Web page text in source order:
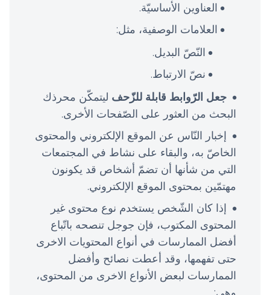
العناوين الأساسيّة.
العلامات الوصفية، مثل:
النّصّ البديل.
نصّ الارتباط.
جعل الرّوابط قابلة للزّحف ليتمكّن محرذك
البحث من العثور على الصّفحات الأخرى.
إخبار النّاس عن الموقع الإلكتروني والمحتوى
الخاصّ به، والبقاء على نشاط في المجتمعات
التي من شأنها أن تضمّ أشخاص قد يكونون
مهتمّين بمحتوى الموقع الإلكتروني.
إذا كان الشّخص يستخدم نوع محتوى غير
المحتوى المكتوب، فإن جوجل تنصحه باتّباع
أفضل الممارسات في أنواع المحتويات الاخرى
حتى تفهمها، وقد أعطت نصائح وأفضل
الممارسات لبعض الأنواع الاخرى من المحتوى،